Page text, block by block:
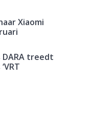
Xiaomi
treedt